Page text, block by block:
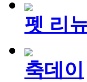
펫 리
축데이